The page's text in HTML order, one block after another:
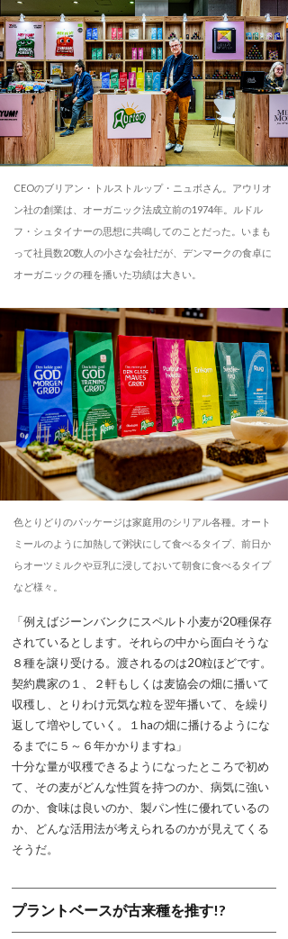
CEOのブリアン・トルストルップ・ニュボさん。アウリオ
ン社の創業は、オーガニック法成立前の1974年。ルドル
フ・シュタイナーの思想に共鳴してのことだった。いまも
って社員数20数人の小さな会社だが、デンマークの食卓に
オーガニックの種を播いた功績は大きい。
色とりどりのパッケージは家庭用のシリアル各種。オート
ミールのように加熱して粥状にして食べるタイプ、前日か
らオーツミルクや豆乳に浸しておいて朝食に食べるタイプ
など様々。
「例えばジーンバンクにスペルト小麦が20種保存
されているとします。それらの中から面白そうな
８種を譲り受ける。渡されるのは20粒ほどです。
契約農家の１、２軒もしくは麦協会の畑に播いて
収穫し、とりわけ元気な粒を翌年播いて、を繰り
返して増やしていく。１haの畑に播けるようにな
るまでに５～６年かかりますね」
十分な量が収穫できるようになったところで初め
て、その麦がどんな性質を持つのか、病気に強い
のか、食味は良いのか、製パン性に優れているの
か、どんな活用法が考えられるのかが見えてくる
そうだ。
プラントベースが古来種を推す!?